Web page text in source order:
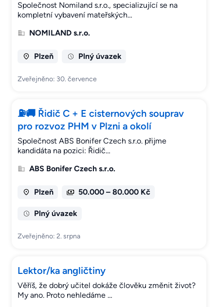
Společnost Nomiland s.r.o., specializující se na
kompletní vybavení mateřských…
NOMILAND s.r.o.
Plzeň Plný úvazek
Zveřejněno: 30. července
⛽🚚 Řidič C + E cisternových souprav
pro rozvoz PHM v Plzni a okolí
Společnost ABS Bonifer Czech s.r.o. přijme
kandidáta na pozici: Řidič…
ABS Bonifer Czech s.r.o.
Plzeň 50.000 – 80.000 Kč
Plný úvazek
Zveřejněno: 2. srpna
Lektor/ka angličtiny
Věříš, že dobrý učitel dokáže člověku změnit život?
My ano. Proto nehledáme …